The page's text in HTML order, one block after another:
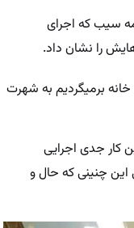
بود با برنامه سیب که اجرای
را نشان داد.
برنامه به خانه برمیگردیم به شهرت
کار جدی اجرایی
این چنینی که حال و